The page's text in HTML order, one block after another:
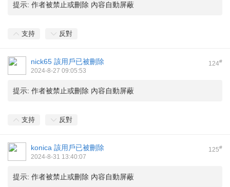
提示: 作者被禁止或刪除 內容自動屏蔽
支持 反對
124#
nick65 該用戶已被刪除
2024-8-27 09:05:53
提示: 作者被禁止或刪除 內容自動屏蔽
支持 反對
125#
konica 該用戶已被刪除
2024-8-31 13:40:07
提示: 作者被禁止或刪除 內容自動屏蔽